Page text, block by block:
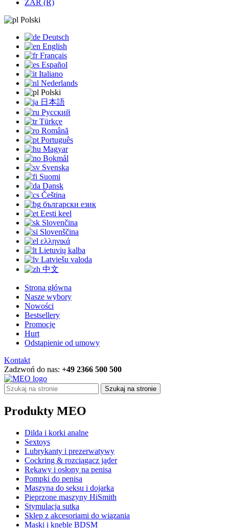
ZAR (R)
Polski
Deutsch
English
Français
Español
Italiano
Nederlands
Polski
日本語
Русский
Türkçe
Română
Português
Magyar
Bokmål
Svenska
Suomi
Dansk
Čeština
български език
Eesti keel
Slovenčina
Slovenščina
ελληνικά
Lietuvių kalba
Latviešu valoda
中文
Strona główna
Nasze wybory
Nowości
Bestsellery
Promocje
Hurt
Odstąpienie od umowy
Kontakt
Zadzwoń do nas: +49 2366 500 500
Szukaj na stronie
Produkty MEO
Dilda i korki analne
Sextoys
Lubrykanty i prezerwatywy
Cockring & rozciągacz jąder
Rękawy i osłony na penisa
Pompki do penisa
Maszyna do seksu i dojarka
Pieprzone maszyny HiSmith
Stymulacja sutka
Sklep z akcesoriami do wiązania
Maski i kneble BDSM